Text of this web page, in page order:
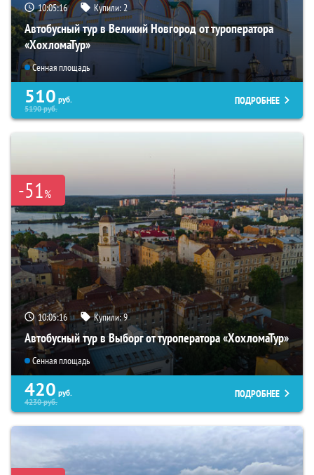
10:05:14 Купили:2
Автобусный тур в Великий Новгород от туроператора
«ХохломаТур»
Сенная площадь
510 руб.
5190руб.
ПОДРОБНЕЕ
-51%
10:05:14 Купили:9
Автобусный тур в Выборг от туроператора «ХохломаТур»
Сенная площадь
420 руб.
4230руб.
ПОДРОБНЕЕ